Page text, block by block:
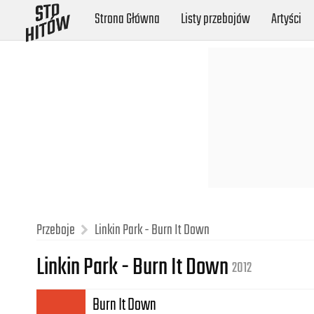
Strona Główna Listy przebojów Artyści
Przeboje Linkin Park - Burn It Down
Linkin Park - Burn It Down2012
Burn It Down